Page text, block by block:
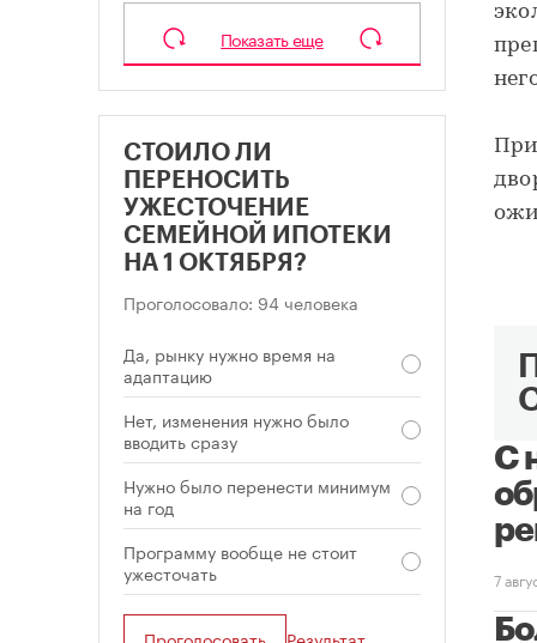
С
7
Показать еще
СТОИЛО ЛИ
ПЕРЕНОСИТЬ
УЖЕСТОЧЕНИЕ
СЕМЕЙНОЙ ИПОТЕКИ
НА 1 ОКТЯБРЯ?
Проголосовало: 94 человека
Да, рынку нужно время на
адаптацию
Нет, изменения нужно было
вводить сразу
Нужно было перенести минимум
на год
Программу вообще не стоит
ужесточать